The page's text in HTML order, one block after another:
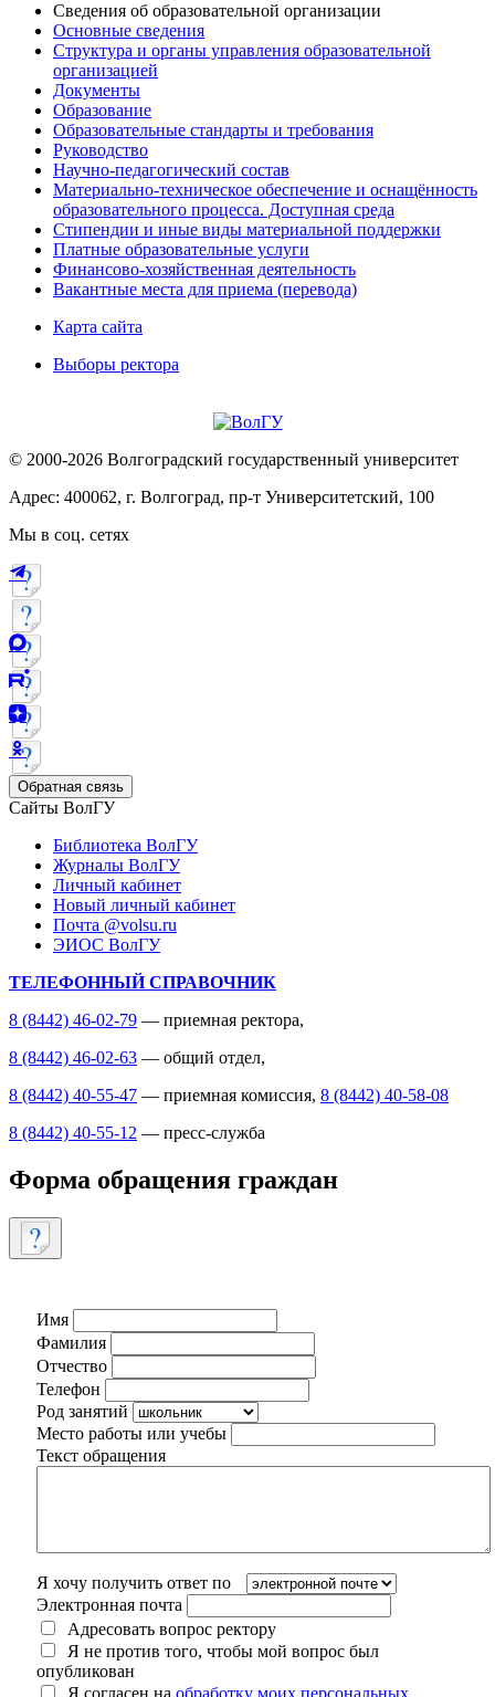
Сведения об образовательной организации
Основные сведения
Структура и органы управления образовательной
организацией
Документы
Образование
Образовательные стандарты и требования
Руководство
Научно-педагогический состав
Материально-техническое обеспечение и оснащённость
образовательного процесса. Доступная среда
Стипендии и иные виды материальной поддержки
Платные образовательные услуги
Финансово-хозяйственная деятельность
Вакантные места для приема (перевода)
Карта сайта
Выборы ректора
© 2000-2026 Волгоградский государственный университет
Адрес: 400062, г. Волгоград, пр-т Университетский, 100
Мы в соц. сетях
Обратная связь
Сайты ВолГУ
Библиотека ВолГУ
Журналы ВолГУ
Личный кабинет
Новый личный кабинет
Почта @volsu.ru
ЭИОС ВолГУ
ТЕЛЕФОННЫЙ СПРАВОЧНИК
8 (8442) 46-02-79 — приемная ректора,
8 (8442) 46-02-63 — общий отдел,
8 (8442) 40-55-47 — приемная комиссия, 8 (8442) 40-58-08
8 (8442) 40-55-12 — пресс-служба
Форма обращения граждан
Имя
Фамилия
Отчество
Телефон
Род занятий
Место работы или учебы
Текст обращения
Я хочу получить ответ по
Электронная почта
Адресовать вопрос ректору
Я не против того, чтобы мой вопрос был
опубликован